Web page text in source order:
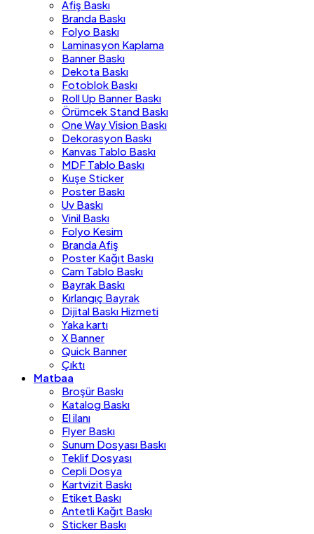
Afiş Baskı
Branda Baskı
Folyo Baskı
Laminasyon Kaplama
Banner Baskı
Dekota Baskı
Fotoblok Baskı
Roll Up Banner Baskı
Örümcek Stand Baskı
One Way Vision Baskı
Dekorasyon Baskı
Kanvas Tablo Baskı
MDF Tablo Baskı
Kuşe Sticker
Poster Baskı
Uv Baskı
Vinil Baskı
Folyo Kesim
Branda Afiş
Poster Kağıt Baskı
Cam Tablo Baskı
Bayrak Baskı
Kırlangıç Bayrak
Dijital Baskı Hizmeti
Yaka kartı
X Banner
Quick Banner
Çıktı
Matbaa
Broşür Baskı
Katalog Baskı
El ilanı
Flyer Baskı
Sunum Dosyası Baskı
Teklif Dosyası
Cepli Dosya
Kartvizit Baskı
Etiket Baskı
Antetli Kağıt Baskı
Sticker Baskı